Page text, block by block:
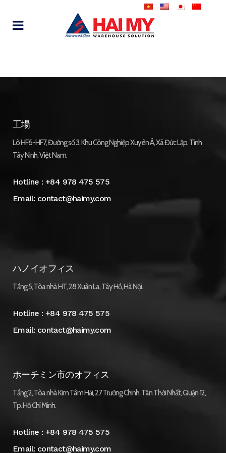
工場
Lô HF6-HF7, Đường số 3, Khu Công Nghiệp Xuyên Á, Xã Đức Lập, Tỉnh
Tây Ninh, Việt Nam.
Hotline :+84 978 475 575
Email: contact@haimy.com
ハノイオフィス
Tầng 5, Tòa nhà HT, 28 Xuân La, Tây Hồ, Hà Nội.
Hotline :+84 978 475 575
Email: contact@haimy.com
ホーチミン市のオフィス
Tầng 2, Tòa nhà Kim Tâm Hải, 27 Trường Chinh, Tân Thới Nhất, Quận 12,
Tp. Hồ Chí Minh.
Hotline :+84 978 475 575
Email: contact@haimy.com